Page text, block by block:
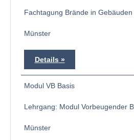
Fachtagung Brände in Gebäuden
Münster
Details
Modul VB Basis
Lehrgang: Modul Vorbeugender
Münster